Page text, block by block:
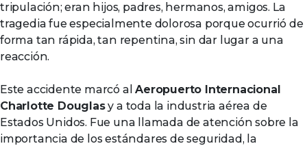
tripulación; eran hijos, padres, hermanos, amigos. La
tragedia fue especialmente dolorosa porque ocurrió de
forma tan rápida, tan repentina, sin dar lugar a una
reacción.
Este accidente marcó alAeropuerto Internacional
Charlotte Douglasy a toda la industria aérea de
Estados Unidos. Fue una llamada de atención sobre la
importancia de los estándares de seguridad, la